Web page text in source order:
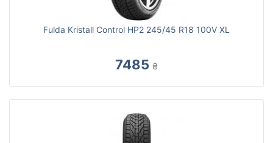
Fulda Kristall Control HP2 245/45 R18 100V XL
7485 ₴